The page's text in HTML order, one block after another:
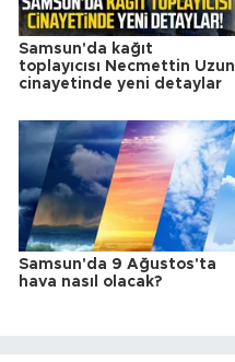
Samsun'da kağıt
toplayıcısı Necmettin Uzun
cinayetinde yeni detaylar
Samsun'da 9 Ağustos'ta
hava nasıl olacak?